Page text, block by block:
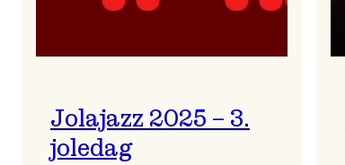
Jolajazz 2025 – 3.
joledag